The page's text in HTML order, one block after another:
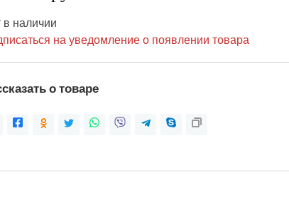
в наличии
на уведомление о появлении товара
о товаре